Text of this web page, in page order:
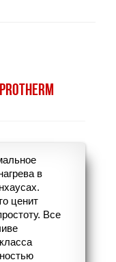
в
ценит
Все